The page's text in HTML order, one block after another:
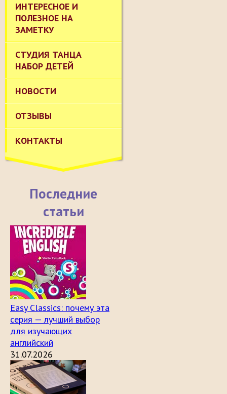
ИНТЕРЕСНОЕ И
ПОЛЕЗНОЕ НА
ЗАМЕТКУ
СТУДИЯ ТАНЦА
НАБОР ДЕТЕЙ
НОВОСТИ
ОТЗЫВЫ
КОНТАКТЫ
Последние
статьи
Easy Classics: почему эта
серия — лучший выбор
для изучающих
английский
31.07.2026